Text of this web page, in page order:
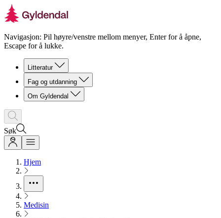
Navigasjon: Pil høyre/venstre mellom menyer, Enter for å åpne,
Escape for å lukke.
Litteratur
Fag og utdanning
Om Gyldendal
Søk
Hjem
Medisin